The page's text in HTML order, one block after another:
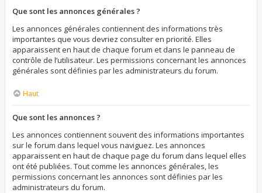
Que sont les annonces générales ?
Les annonces générales contiennent des informations très
importantes que vous devriez consulter en priorité. Elles
apparaissent en haut de chaque forum et dans le panneau de
contrôle de l’utilisateur. Les permissions concernant les annonces
générales sont définies par les administrateurs du forum.
Haut
Que sont les annonces ?
Les annonces contiennent souvent des informations importantes
sur le forum dans lequel vous naviguez. Les annonces
apparaissent en haut de chaque page du forum dans lequel elles
ont été publiées. Tout comme les annonces générales, les
permissions concernant les annonces sont définies par les
administrateurs du forum.